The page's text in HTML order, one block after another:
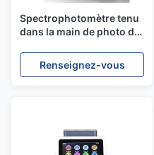
Spectrophotomètre tenu
dans la main de photo de
spectrophotomètre
professionnel de couleur
Renseignez-vous